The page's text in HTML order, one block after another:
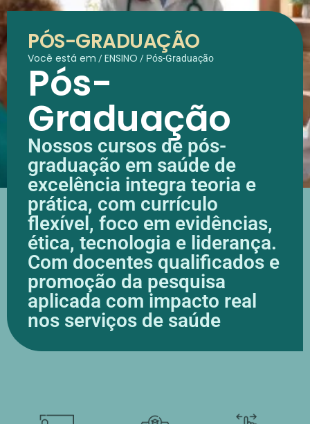
PÓS-GRADUAÇÃO
Você está em /ENSINO / Pós-Graduação
Pós-
Graduação
Nossos cursos de pós-
graduação em saúde de
excelência integra teoria e
prática, com currículo
flexível, foco em evidências,
ética, tecnologia e liderança.
Com docentes qualificados e
promoção da pesquisa
aplicada com impacto real
nos serviços de saúde